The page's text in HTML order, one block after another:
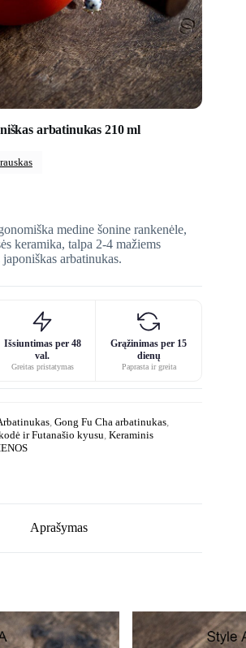
arbatinukas 210 ml
medine šonine rankenėle,
keramika, talpa 2-4 mažiems
arbatinukas.
Išsiuntimas per 48
val.
Greitas pristatymas
Grąžinimas per 15
dienų
Paprasta ir greita
Gong Fu Cha arbatinukas
ir Futanašio kyusu Keraminis
Aprašymas